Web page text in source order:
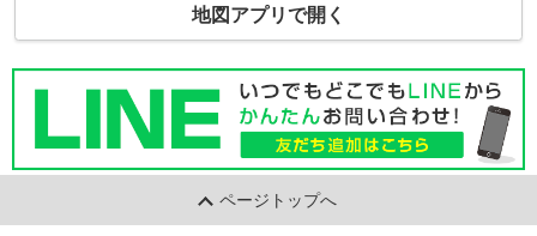
地図アプリで開く
ページトップへ